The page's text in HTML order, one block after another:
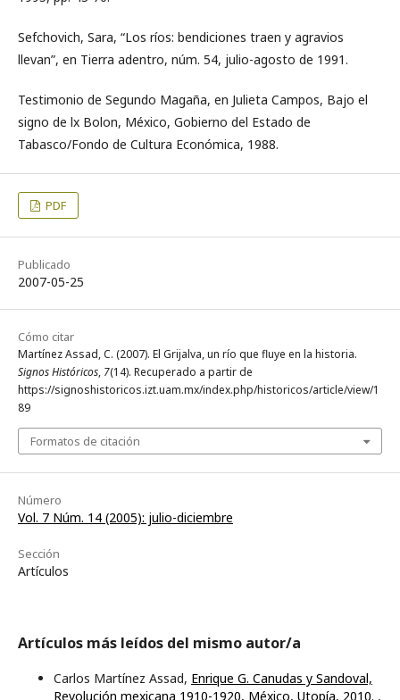
Sefchovich, Sara, “Los ríos: bendiciones traen y agravios
llevan”, en Tierra adentro, núm. 54, julio-agosto de 1991.
Testimonio de Segundo Magaña, en Julieta Campos, Bajo el
signo de lx Bolon, México, Gobierno del Estado de
Tabasco/Fondo de Cultura Económica, 1988.
PDF
Publicado
2007-05-25
Cómo citar
Martínez Assad, C. (2007). El Grijalva, un río que fluye en la historia.
Signos Históricos, 7(14). Recuperado a partir de
https://signoshistoricos.izt.uam.mx/index.php/historicos/article/view/1
89
Formatos de citación
Número
Vol. 7 Núm. 14 (2005): julio-diciembre
Sección
Artículos
Artículos más leídos del mismo autor/a
Carlos Martínez Assad, Enrique G. Canudas y Sandoval,
Revolución mexicana 1910-1920, México, Utopía, 2010. ,